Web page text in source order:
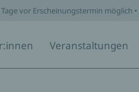
vor Erscheinungstermin möglich
Veranstaltungen